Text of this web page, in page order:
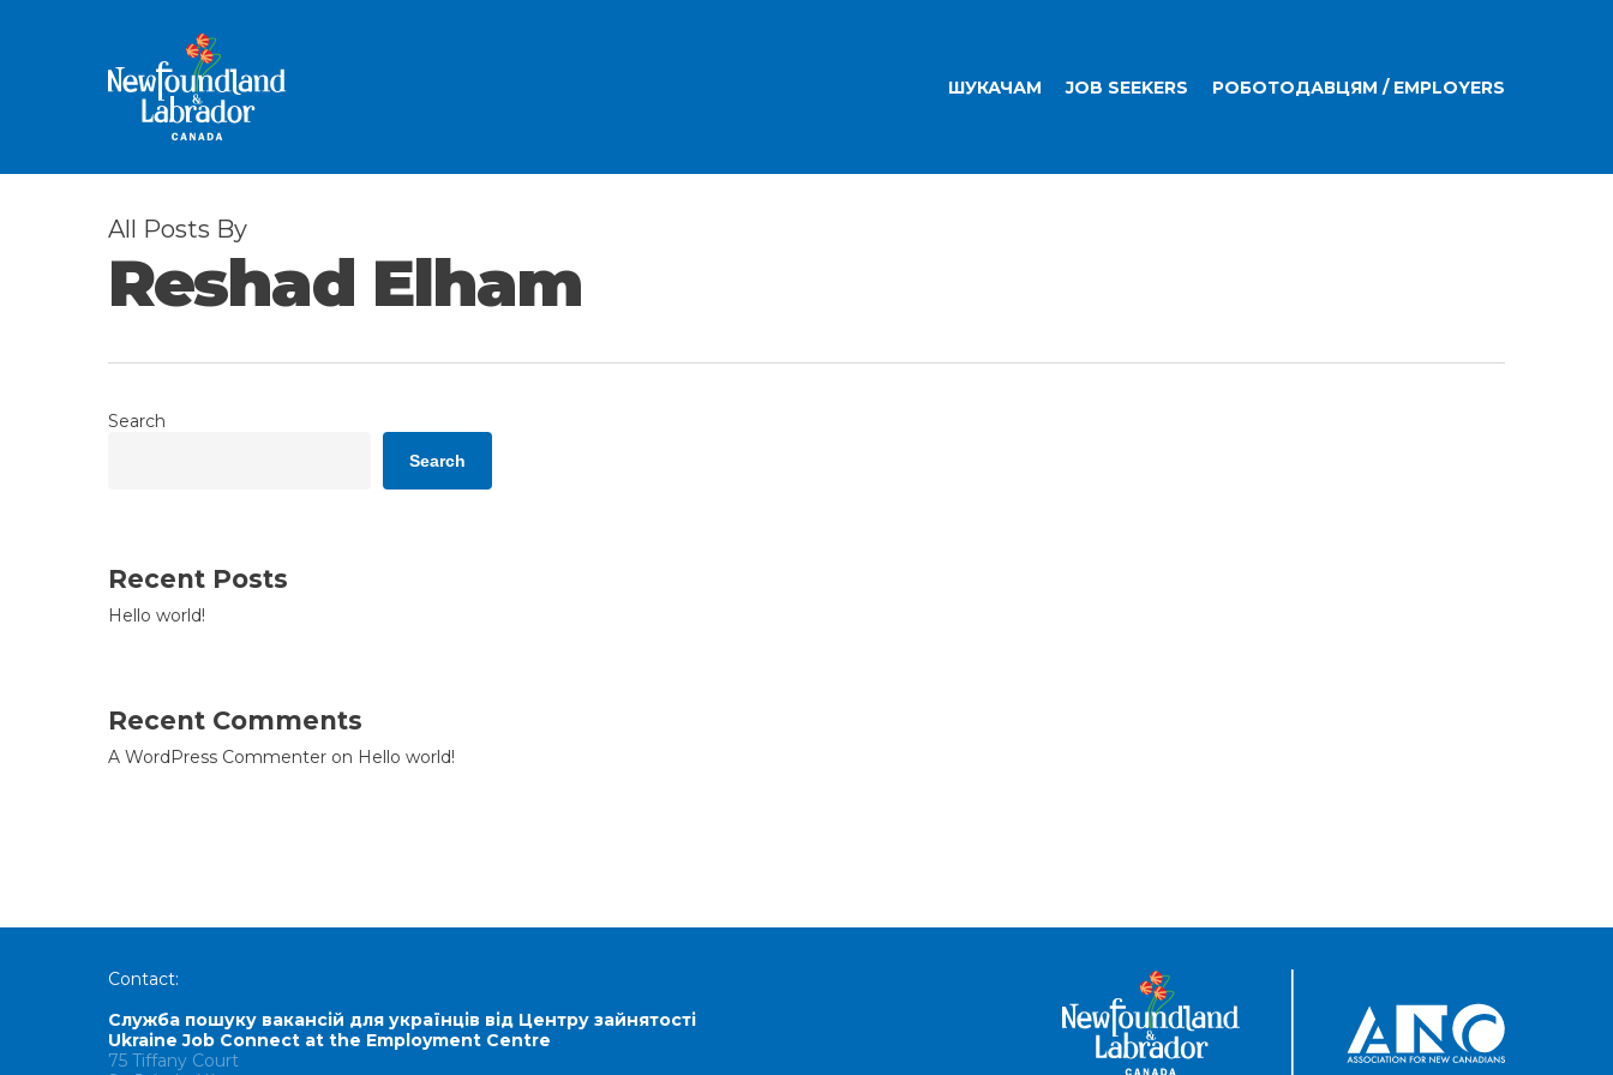
ШУКАЧАМ JOB SEEKERS РОБОТОДАВЦЯМ / EMPLOYERS
All Posts By
Reshad Elham
Search
Search
Recent Posts
Hello world!
Recent Comments
A WordPress Commenter on Hello world!
Contact:
Служба пошуку вакансій для українців від Центру зайнятості
Ukraine Job Connect at the Employment Centre
75 Tiffany Court